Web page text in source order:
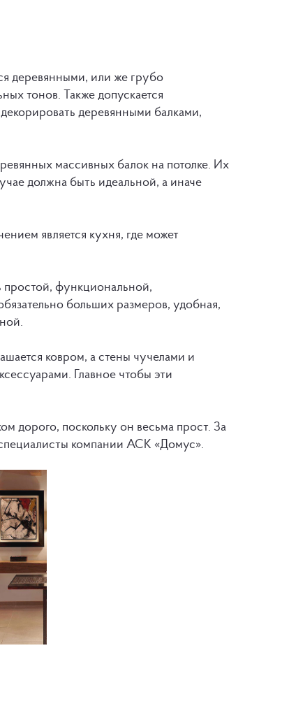
деревянными, или же грубо
тонов. Также допускается
деревянными балками,
массивных балок на потолке. Их
должна быть идеальной, а иначе
является кухня, где может
простой, функциональной,
больших размеров, удобная,
ковром, а стены чучелами и
Главное чтобы эти
дорого, поскольку он весьма прост. За
компании АСК «Домус».